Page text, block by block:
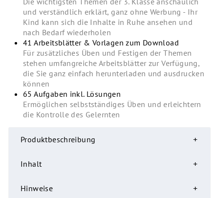
und verständlich erklärt, ganz ohne Werbung - Ihr
Kind kann sich die Inhalte in Ruhe ansehen und
nach Bedarf wiederholen
41 Arbeitsblätter & Vorlagen zum Download
Für zusätzliches Üben und Festigen der Themen
stehen umfangreiche Arbeitsblätter zur Verfügung,
die Sie ganz einfach herunterladen und ausdrucken
können
65 Aufgaben inkl. Lösungen
Ermöglichen selbstständiges Üben und erleichtern
die Kontrolle des Gelernten
Produktbeschreibung
Inhalt
Hinweise